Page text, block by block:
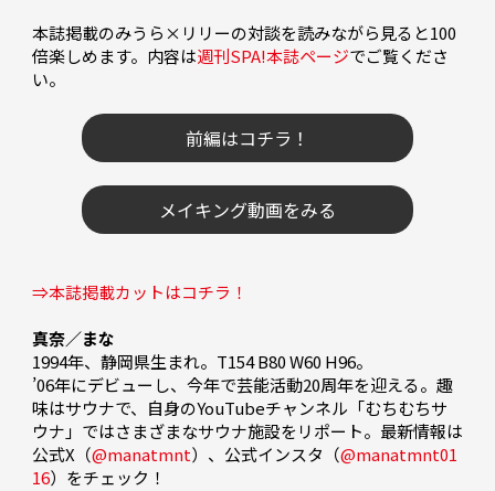
本誌掲載のみうら×リリーの対談を読みながら見ると100
倍楽しめます。内容は週刊SPA!本誌ページでご覧くださ
い。
前編はコチラ！
メイキング動画をみる
⇒本誌掲載カットはコチラ！
真奈／まな
1994年、静岡県生まれ。T154 B80 W60 H96。
’06年にデビューし、今年で芸能活動20周年を迎える。趣
味はサウナで、自身のYouTubeチャンネル「むちむちサ
ウナ」ではさまざまなサウナ施設をリポート。最新情報は
公式X（@manatmnt）、公式インスタ（@manatmnt01
16）をチェック！